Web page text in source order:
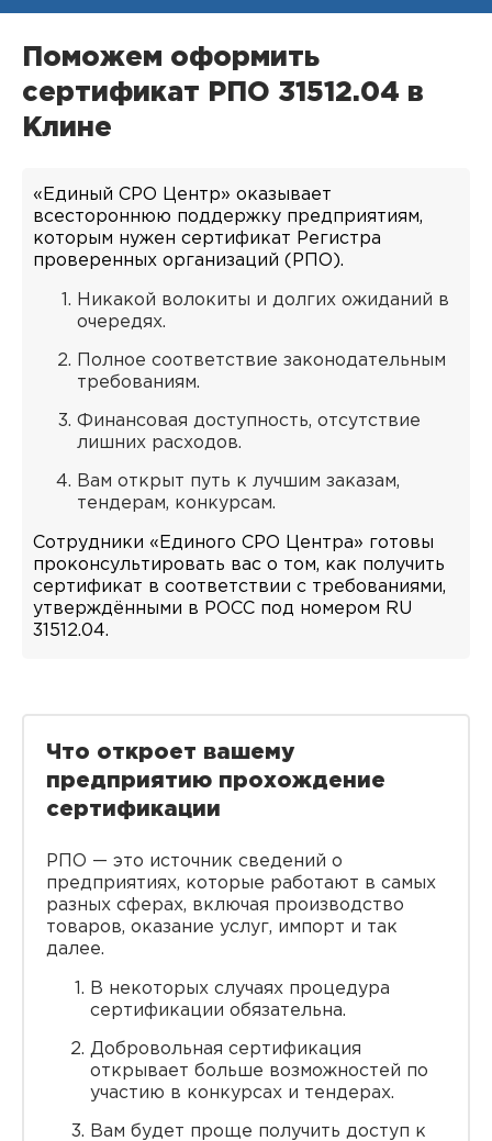
Поможем оформить
сертификат РПО 31512.04 в
Клине
«Единый СРО Центр» оказывает
всестороннюю поддержку предприятиям,
которым нужен сертификат Регистра
проверенных организаций (РПО).
Никакой волокиты и долгих ожиданий в
очередях.
Полное соответствие законодательным
требованиям.
Финансовая доступность, отсутствие
лишних расходов.
Вам открыт путь к лучшим заказам,
тендерам, конкурсам.
Сотрудники «Единого СРО Центра» готовы
проконсультировать вас о том, как получить
сертификат в соответствии с требованиями,
утверждёнными в РОСС под номером RU
31512.04.
Что откроет вашему
предприятию прохождение
сертификации
РПО — это источник сведений о
предприятиях, которые работают в самых
разных сферах, включая производство
товаров, оказание услуг, импорт и так
далее.
В некоторых случаях процедура
сертификации обязательна.
Добровольная сертификация
открывает больше возможностей по
участию в конкурсах и тендерах.
Вам будет проще получить доступ к